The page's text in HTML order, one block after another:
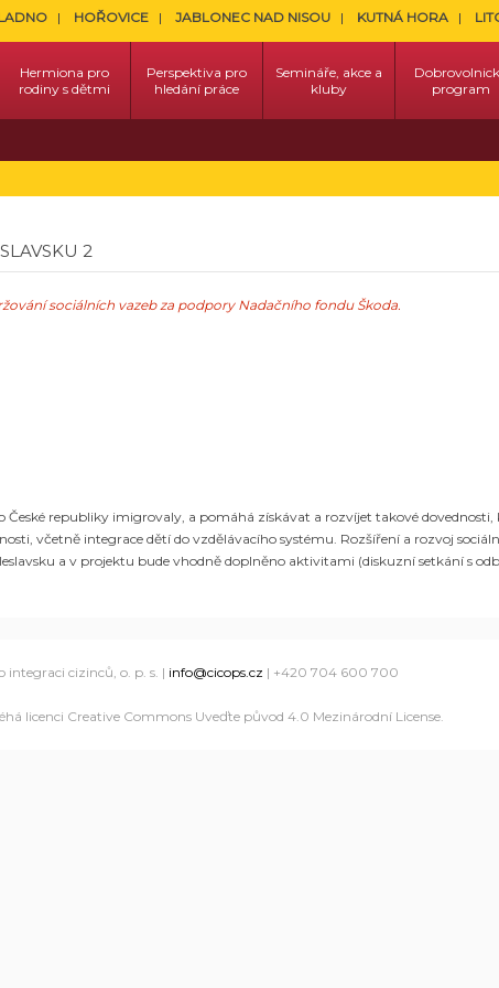
HOŘOVICE JABLONEC NAD NISOU KUTNÁ HORA
Hermiona pro
rodiny s dětmi
Perspektiva pro
hledání práce
Semináře, akce a
kluby
program
2
sociálních vazebza podpory Nadačního fondu Škoda.
České republiky imigrovaly, a pomáhá získávat a rozvíjet takové
, včetně integrace dětí do vzdělávacího systému. Rozšíření a rozvoj sociáln
u a v projektu bude vhodně doplněno aktivitami (diskuzní setkání s
cizinců, o. p. s. | info@cicops.cz | +420 704 600 700
licenci Creative Commons Uveďte původ 4.0 Mezinárodní License.